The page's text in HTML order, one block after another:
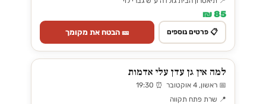
85 ₪
📋 פרטים נוספים 🎫 הבטח את מקומך
למה אין גן עדן עלי אדמות
📅 ראשון, 4 אוקטובר ⏰ 19:30
📍 שרת פתח תקווה